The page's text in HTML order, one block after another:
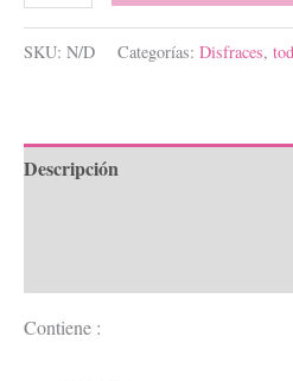
SKU: N/D Categorías: Disfraces,
Descripción
Contiene :